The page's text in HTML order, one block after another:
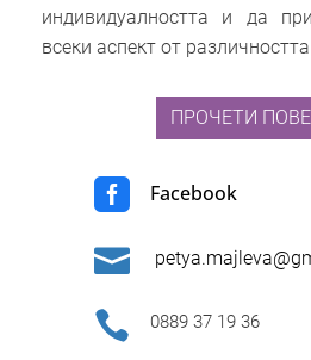
индивидуалността и да
всеки аспект от различността.
ПРОЧЕТИ
 Facebook

 0889 37 19 36